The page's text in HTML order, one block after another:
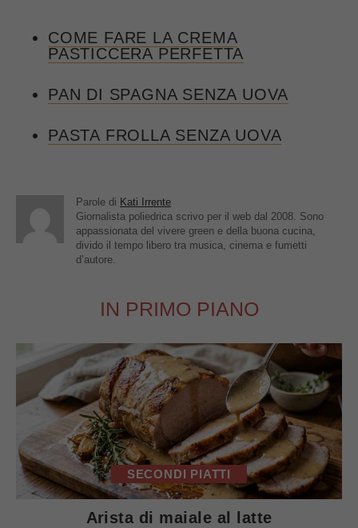
COME FARE LA CREMA
PASTICCERA PERFETTA
PAN DI SPAGNA SENZA UOVA
PASTA FROLLA SENZA UOVA
Parole di Kati Irrente
Giornalista poliedrica scrivo per il web dal 2008. Sono
appassionata del vivere green e della buona cucina,
divido il tempo libero tra musica, cinema e fumetti
d’autore.
IN PRIMO PIANO
SECONDI PIATTI
Arista di maiale al latte